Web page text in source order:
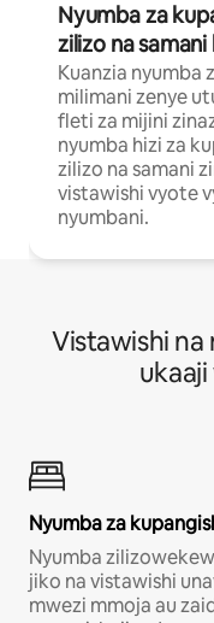
Nyumba za
zilizo na samani
Kuanzia nyumba
milimani zenye
fleti za mijini
nyumba hizi za
zilizo na samani
vistawishi vyote
nyumbani.
Vistawishi na
Nyumba za
Nyumba
jiko na vistawishi
mwezi mmoja au